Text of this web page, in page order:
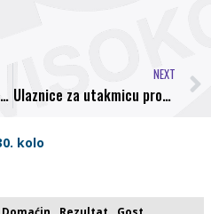
Na utakmici 28 kola Druge lige centar, fizički napadnuti članovi uprave NK Bosna Visoko
NEXT
Ulaznice za utakmicu protiv Slobode u prodaji!